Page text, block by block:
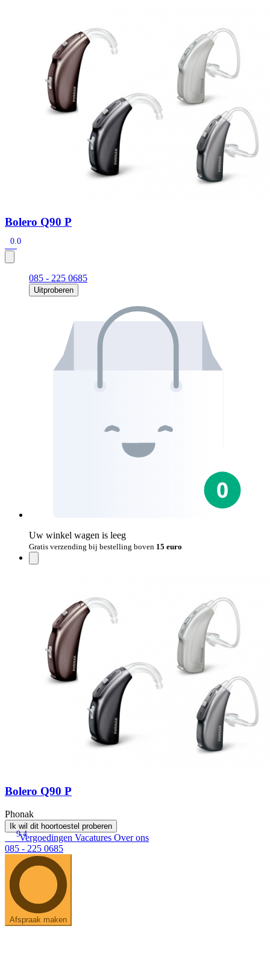
Signia hoortoestellen
Signia Silk IX
Audio Service R LI 7
Hoortoestelbatterijen
Domes
Onderhoudsartikelen
Signia Active Mini IX - Oplaadbaar
De Signia Active Mini IX is het nieuwste hoortoestel van Signia.
Bolero Q90 P
0.0
085 - 225 0685
Uitproberen
Uw winkel wagen is leeg
Gratis verzending bij bestelling boven 15 euro
Bolero Q90 P
Phonak
Ik wil dit hoortoestel proberen
9.4
Vergoedingen Vacatures Over ons
085 - 225 0685
Afspraak maken